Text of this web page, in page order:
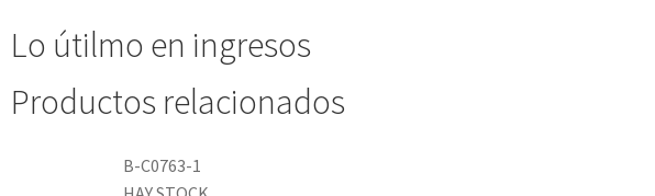
Lo útilmo en ingresos
Productos relacionados
B-C0763-1